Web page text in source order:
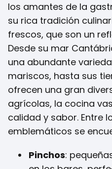
los amantes de la
su rica tradición
frescos, que son un
Desde su mar
una abundante
mariscos, hasta sus
ofrecen una gran
agrícolas, la cocina
calidad y sabor. Entre
emblemáticos se
Pinchos: